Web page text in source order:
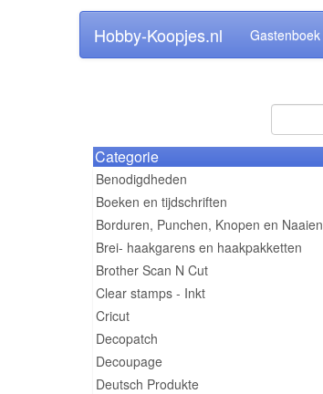
Hobby-Koopjes.nl Gastenboek
Categorie
Benodigdheden
Boeken en tijdschriften
Borduren, Punchen, Knopen en Naaien
Brei- haakgarens en haakpakketten
Brother Scan N Cut
Clear stamps - Inkt
Cricut
Decopatch
Decoupage
Deutsch Produkte